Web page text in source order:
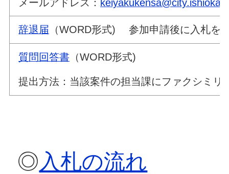
メールアドレス：
辞退届 （WORD形式) 参加申請後に
質問回答書 （WORD形式)
提出方法：当該案件の担当課にファクシミ
◎入札の流れ